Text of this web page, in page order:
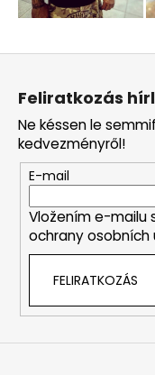
L
Feliratkozás
Ne késsen le
kedvezményről!
E-mail
Vložením e-mailu
ochrany osobních
FELIRATKOZÁS